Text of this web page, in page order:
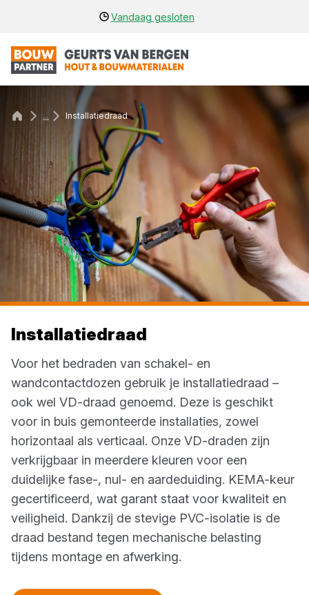
Vandaag gesloten
... Installatiedraad
Installatiedraad
Voor het bedraden van schakel- en
wandcontactdozen gebruik je installatiedraad –
ook wel VD-draad genoemd. Deze is geschikt
voor in buis gemonteerde installaties, zowel
horizontaal als verticaal. Onze VD-draden zijn
verkrijgbaar in meerdere kleuren voor een
duidelijke fase-, nul- en aardeduiding. KEMA-keur
gecertificeerd, wat garant staat voor kwaliteit en
veiligheid. Dankzij de stevige PVC-isolatie is de
draad bestand tegen mechanische belasting
tijdens montage en afwerking.